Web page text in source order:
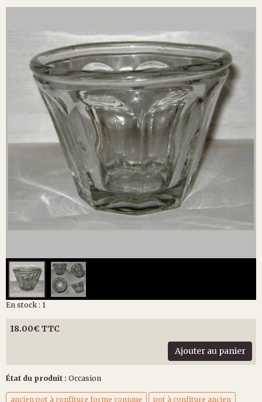
En stock : 1
18.00€ TTC
Ajouter au panier
État du produit : Occasion
ancien pot à confiture forme conique
pot à confiture ancien